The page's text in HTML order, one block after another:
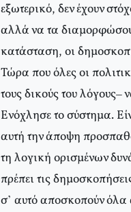
εξωτερικό, δεν έχουν
αλλά να τα
κατάσταση, οι
Τώρα που όλες οι
τους δικούς του
Ενόχλησε το σύστημα.
αυτή την άποψη
τη λογική ορισμένων
πρέπει τις
σ’ αυτό αποσκοπούν όλα